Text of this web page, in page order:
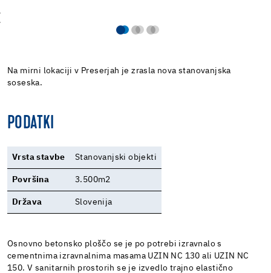
Na mirni lokaciji v Preserjah je zrasla nova stanovanjska
soseska.
PODATKI
Vrsta stavbe Stanovanjski objekti
Površina 3.500m2
Država Slovenija
Osnovno betonsko ploščo se je po potrebi izravnalo s
cementnima izravnalnima masama UZIN NC 130 ali UZIN NC
150. V sanitarnih prostorih se je izvedlo trajno elastično